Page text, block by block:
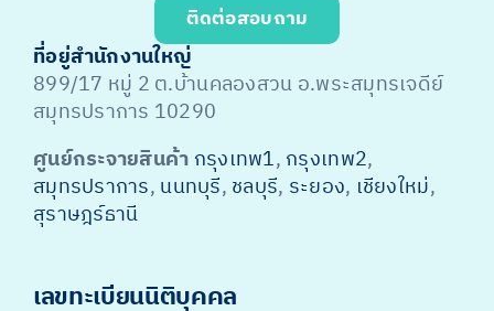
ติดต่อสอบถาม
ที่อยู่สำนักงานใหญ่
899/17 หมู่ 2 ต.บ้านคลองสวน อ.พระสมุทรเจดีย์
สมุทรปราการ 10290
ศูนย์กระจายสินค้า กรุงเทพ1, กรุงเทพ2,
สมุทรปราการ, นนทบุรี, ชลบุรี, ระยอง, เชียงใหม่,
สุราษฎร์ธานี
เลขทะเบียนนิติบุคคล